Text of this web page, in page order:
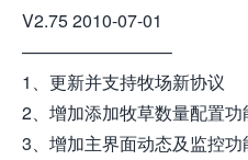
V2.75 2010-07-01
————————–
1、更新并支持牧场新协议
2、增加添加牧草数量配置功
3、增加主界面动态及监控功